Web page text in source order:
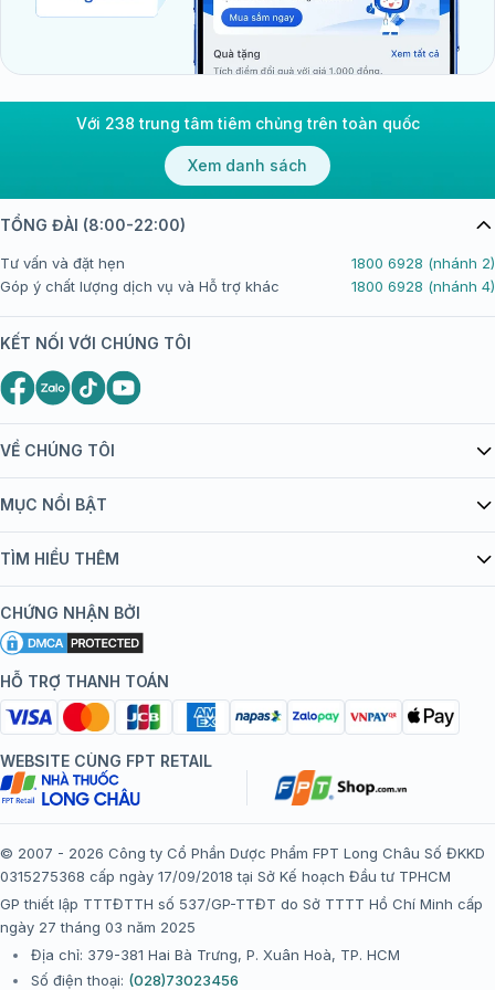
Với 238 trung tâm tiêm chủng trên toàn quốc
Xem danh sách
VỀ CHÚNG TÔI
Giới thiệu Tiêm Chủng FPT Long Châu
bán hàng
Chính sách nội dung
Chính sách bảo mật
Chính sách bảo mật dữ liệu cá nhân
Chính sách thanh toán
Chính sách đổi trả gói, mũi tiêm tại trung tâm tiêm chủng
FPT Long Châu
Thể lệ chương trình “Tích điểm nhận đặc quyền”
MỤC NỔI BẬT
Danh mục vắc xin
Đội ngũ bác sĩ, chuyên gia
Hệ thống trung tâm tiêm chủng
TÌM HIỂU THÊM
Khuyến mãi
Tôi nên tiêm gì?
Tiêm chủng đi nước ngoài
CHỨNG NHẬN BỞI
HỖ TRỢ THANH TOÁN
TỔNG ĐÀI (8:00-22:00)
Tư vấn và đặt hẹn
1800 6928 (nhánh 2)
Góp ý chất lượng dịch vụ và Hỗ trợ khác
1800 6928 (nhánh 4)
KẾT NỐI VỚI CHÚNG TÔI
WEBSITE CÙNG FPT RETAIL
© 2007 - 2026 Công ty Cổ Phần Dược Phẩm FPT Long Châu Số ĐKKD
0315275368 cấp ngày 17/09/2018 tại Sở Kế hoạch Đầu tư TPHCM
GP thiết lập TTTĐTTH số 537/GP-TTĐT do Sở TTTT Hồ Chí Minh cấp
ngày 27 tháng 03 năm 2025
Địa chỉ: 379-381 Hai Bà Trưng, P. Xuân Hoà, TP. HCM
Số điện thoại: (028)73023456